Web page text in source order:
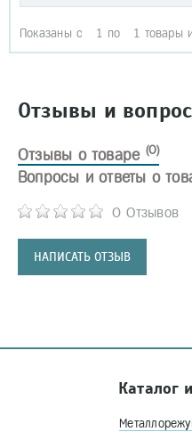
Показаны с 1 по 1 товары
Отзывы и
Отзывы о товаре (0)
0 Отзывов
НАПИСАТЬ ОТЗЫВ
Вопросы и ответы о
Каталог